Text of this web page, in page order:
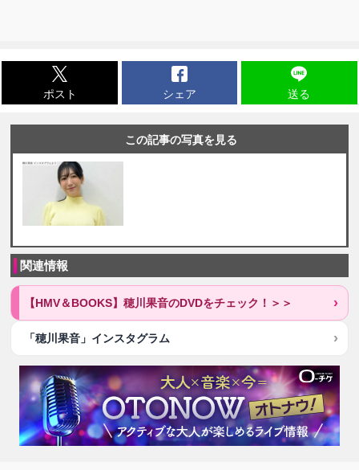
ポスト シェア 送る
この記事の写真を見る
関連情報
【HMV＆BOOKS】穂川果音のDVDをチェック！＞＞
「穂川果音」インスタグラム